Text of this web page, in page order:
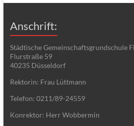
Anschrift:
Städtische Gemeinschaftsgrundschule
Flurstraße 59
40235 Düsseldorf
Rektorin: Frau Lüttmann
Telefon: 0211/89-24559
Konrektor: Herr Wobbermin